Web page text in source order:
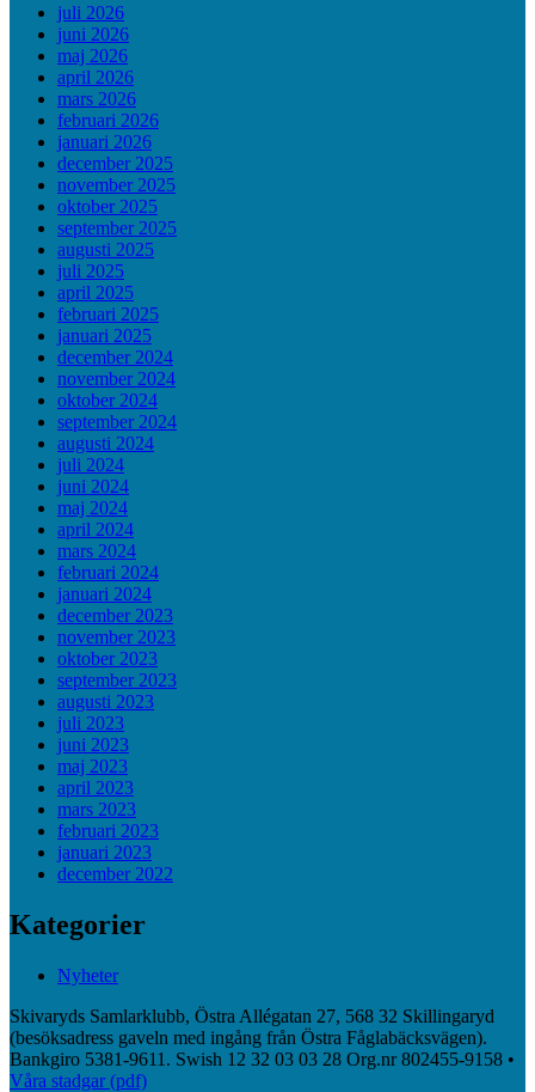
juli 2026
juni 2026
maj 2026
april 2026
mars 2026
februari 2026
januari 2026
december 2025
november 2025
oktober 2025
september 2025
augusti 2025
juli 2025
april 2025
februari 2025
januari 2025
december 2024
november 2024
oktober 2024
september 2024
augusti 2024
juli 2024
juni 2024
maj 2024
april 2024
mars 2024
februari 2024
januari 2024
december 2023
november 2023
oktober 2023
september 2023
augusti 2023
juli 2023
juni 2023
maj 2023
april 2023
mars 2023
februari 2023
januari 2023
december 2022
Kategorier
Nyheter
Skivaryds Samlarklubb, Östra Allégatan 27, 568 32 Skillingaryd
(besöksadress gaveln med ingång från Östra Fåglabäcksvägen).
Bankgiro 5381-9611. Swish 12 32 03 03 28 Org.nr 802455-9158 •
Våra stadgar (pdf)